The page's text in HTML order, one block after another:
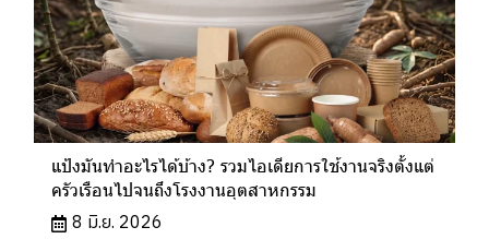
แป้งมันทำอะไรได้บ้าง? รวมไอเดียการใช้งานจริงตั้งแต่
ครัวเรือนไปจนถึงโรงงานอุตสาหกรรม
8 มิ.ย. 2026